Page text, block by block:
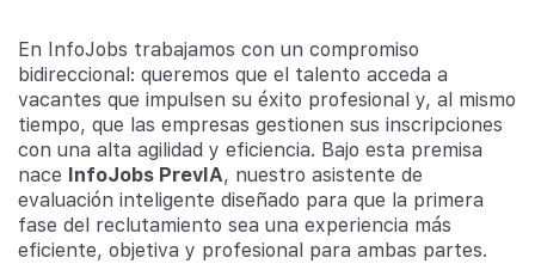
En InfoJobs trabajamos con un compromiso
bidireccional: queremos que el talento acceda a
vacantes que impulsen su éxito profesional y, al mismo
tiempo, que las empresas gestionen sus inscripciones
con una alta agilidad y eficiencia. Bajo esta premisa
nace
InfoJobs PrevIA, nuestro asistente de
evaluación inteligente diseñado para que la primera
fase del reclutamiento sea una experiencia más
eficiente, objetiva y profesional para ambas partes.